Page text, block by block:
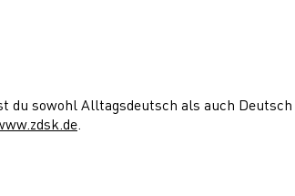
du sowohl Alltagsdeutsch als auch Deutsch